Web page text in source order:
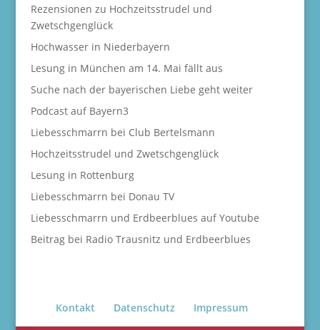
Rezensionen zu Hochzeitsstrudel und
Zwetschgenglück
Hochwasser in Niederbayern
Lesung in München am 14. Mai fällt aus
Suche nach der bayerischen Liebe geht weiter
Podcast auf Bayern3
Liebesschmarrn bei Club Bertelsmann
Hochzeitsstrudel und Zwetschgenglück
Lesung in Rottenburg
Liebesschmarrn bei Donau TV
Liebesschmarrn und Erdbeerblues auf Youtube
Beitrag bei Radio Trausnitz und Erdbeerblues
Kontakt Datenschutz Impressum